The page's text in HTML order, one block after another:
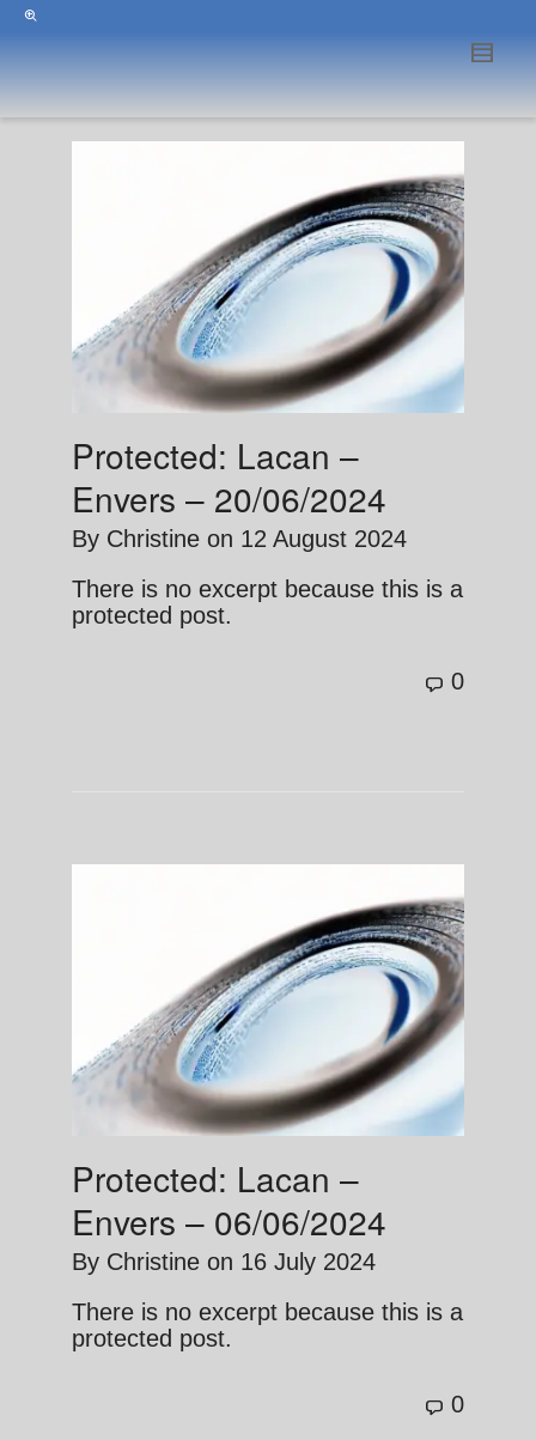
Protected: Lacan –
Envers – 20/06/2024
By Christine on 12 August 2024
There is no excerpt because this is a
protected post.
0
Protected: Lacan –
Envers – 06/06/2024
By Christine on 16 July 2024
There is no excerpt because this is a
protected post.
0